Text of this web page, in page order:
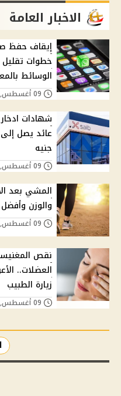
الاخبار العامة
إيقاف حفظ
خطوات
الوسائط
جنيه
المشي بعد
والوزن
نقص
العضلات..
زيارة الطبيب